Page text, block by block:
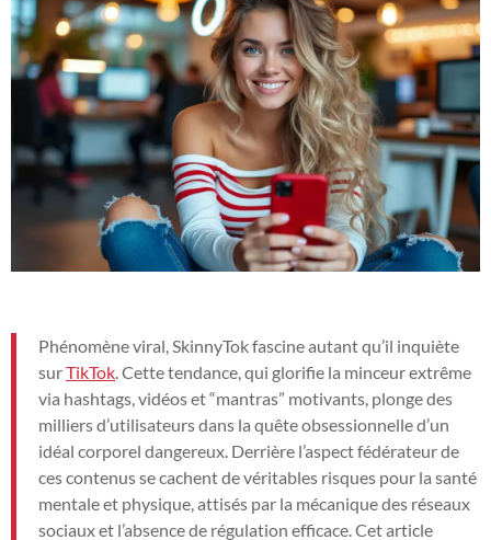
Phénomène viral, SkinnyTok fascine autant qu’il inquiète
surTikTok . Cette tendance, qui glorifie la minceur extrême
via hashtags, vidéos et “mantras” motivants, plonge des
milliers d’utilisateurs dans la quête obsessionnelle d’un
idéal corporel dangereux. Derrière l’aspect fédérateur de
ces contenus se cachent de véritables risques pour la santé
mentale et physique, attisés par la mécanique des réseaux
sociaux et l’absence de régulation efficace. Cet article